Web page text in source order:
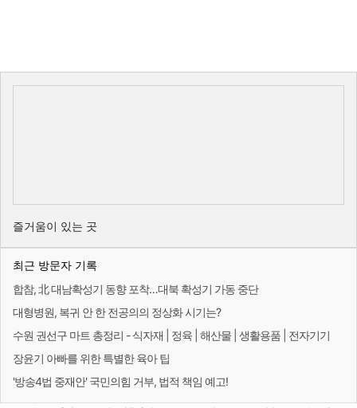
즐거움이 있는 곳
최근 방문자 기록
합참, 北 대남확성기 동향 포착…대북 확성기 가동 중단
대형병원, 복귀 안 한 전공의의 정상화 시기는?
수원 권선구 마트 총정리 - 식자재 | 정육 | 해산물 | 생활용품 | 전자기기
장윤기 아빠를 위한 특별한 육아 팁
'방송4법 중재안' 국민의힘 거부, 법적 책임 예고!